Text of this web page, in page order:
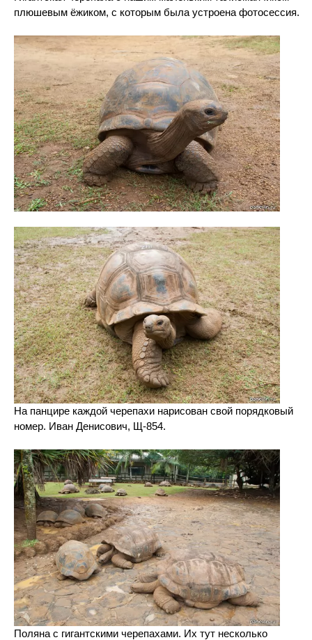
плюшевым ёжиком, с которым была устроена фотосессия.
На панцире каждой черепахи нарисован свой порядковый
номер. Иван Денисович, Щ-854.
Поляна с гигантскими черепахами. Их тут несколько